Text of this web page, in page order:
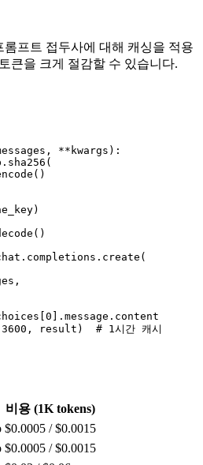
프트 접두사에 대해 캐싱을 적용
큰을 크게 절감할 수 있습니다.
**kwargs):
result)  # 1시간 캐시
비용 (1K tokens)
$0.0005 / $0.0015
$0.0005 / $0.0015